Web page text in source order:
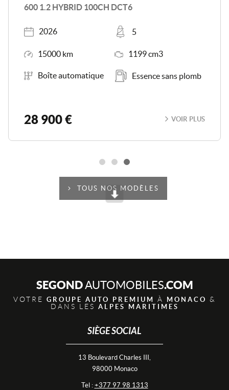
600 1.2 HYBRID 100CH DCT6
Année
2026
Places
5
15000 km 1199 cm3
Boîte de vitesse
Boîte automatique
Carburant
Essence sans plomb
28 900 € VOIR PLUS
TOUS NOS MODÈLES
SEGONDAUTOMOBILES.COM
VOTRE GROUPE AUTO PREMIUM À MONACO &
DANS LES ALPES MARITIMES
SIÈGE SOCIAL
13 Boulevard Charles III,
98000 Monaco
Tel : +377 97 98 1313
Scroll